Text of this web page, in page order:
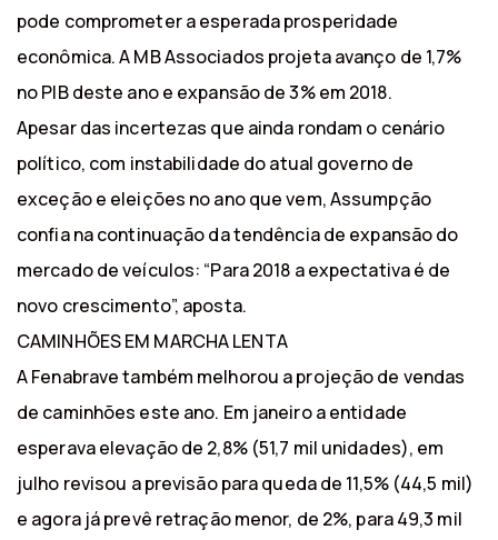
pode comprometer a esperada prosperidade
econômica. A MB Associados projeta avanço de 1,7%
no PIB deste ano e expansão de 3% em 2018.
Apesar das incertezas que ainda rondam o cenário
político, com instabilidade do atual governo de
exceção e eleições no ano que vem, Assumpção
confia na continuação da tendência de expansão do
mercado de veículos: “Para 2018 a expectativa é de
novo crescimento”, aposta.
CAMINHÕES EM MARCHA LENTA
A Fenabrave também melhorou a projeção de vendas
de caminhões este ano. Em janeiro a entidade
esperava elevação de 2,8% (51,7 mil unidades), em
julho revisou a previsão para queda de 11,5% (44,5 mil)
e agora já prevê retração menor, de 2%, para 49,3 mil